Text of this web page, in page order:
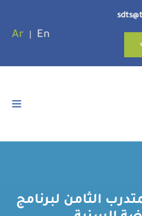
Ar En
الثامن لبرنامج